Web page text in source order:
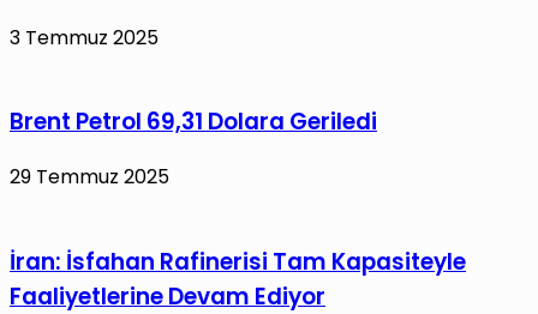
3 Temmuz 2025
Brent Petrol 69,31 Dolara Geriledi
29 Temmuz 2025
İran: İsfahan Rafinerisi Tam Kapasiteyle
Faaliyetlerine Devam Ediyor